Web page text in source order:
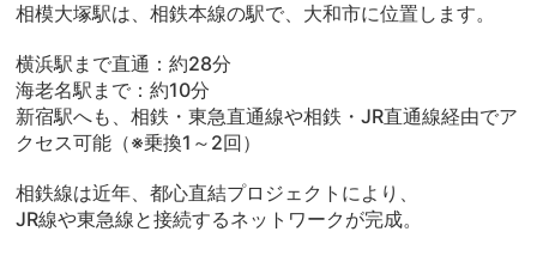
相模大塚駅は、相鉄本線の駅で、大和市に位置します。
横浜駅まで直通：約28分
海老名駅まで：約10分
新宿駅へも、相鉄・東急直通線や相鉄・JR直通線経由でア
クセス可能（※乗換1～2回）
相鉄線は近年、都心直結プロジェクトにより、
JR線や東急線と接続するネットワークが完成。